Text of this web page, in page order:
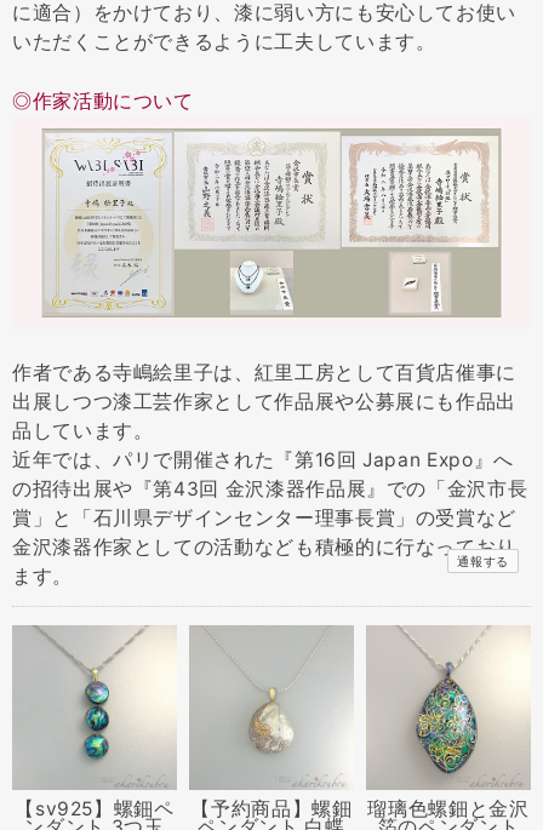
に適合）をかけており、漆に弱い方にも安心してお使い
いただくことができるように工夫しています。
◎作家活動について
作者である寺嶋絵里子は、紅里工房として百貨店催事に
出展しつつ漆工芸作家として作品展や公募展にも作品出
品しています。
近年では、パリで開催された『第16回 Japan Expo』へ
の招待出展や『第43回 金沢漆器作品展』での「金沢市長
賞」と「石川県デザインセンター理事長賞」の受賞など
金沢漆器作家としての活動なども積極的に行なっており
ます。
通報する
【sv925】螺鈿ペ 【予約商品】螺鈿 瑠璃色螺鈿と金沢